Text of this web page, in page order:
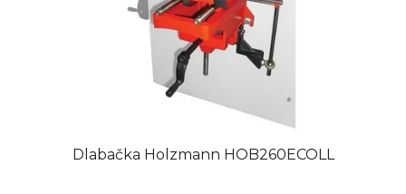
Dlabačka Holzmann HOB260ECOLL